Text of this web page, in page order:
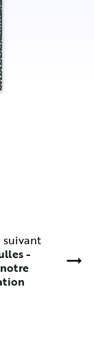
suivant
-